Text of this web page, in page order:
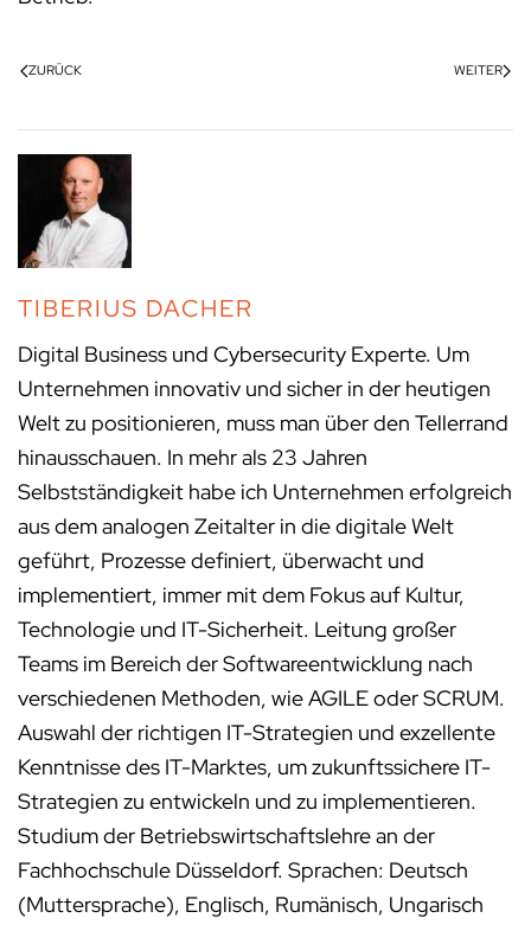
ZURÜCK WEITER
TIBERIUS DACHER
Digital Business und Cybersecurity Experte. Um
Unternehmen innovativ und sicher in der heutigen
Welt zu positionieren, muss man über den Tellerrand
hinausschauen. In mehr als 23 Jahren
Selbstständigkeit habe ich Unternehmen erfolgreich
aus dem analogen Zeitalter in die digitale Welt
geführt, Prozesse definiert, überwacht und
implementiert, immer mit dem Fokus auf Kultur,
Technologie und IT-Sicherheit. Leitung großer
Teams im Bereich der Softwareentwicklung nach
verschiedenen Methoden, wie AGILE oder SCRUM.
Auswahl der richtigen IT-Strategien und exzellente
Kenntnisse des IT-Marktes, um zukunftssichere IT-
Strategien zu entwickeln und zu implementieren.
Studium der Betriebswirtschaftslehre an der
Fachhochschule Düsseldorf. Sprachen: Deutsch
(Muttersprache), Englisch, Rumänisch, Ungarisch